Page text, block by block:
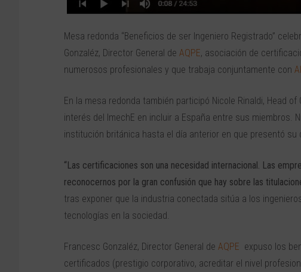
Mesa redonda “Beneficios de ser Ingeniero Registrado”
Gonzaléz, Director General de AQPE, asociación de
numerosos profesionales y que trabaja conjuntamente con
En la mesa redonda también participó Nicole Rinaldi, Head
interés del ImechE en incluir a España entre sus miembros.
institución británica hasta el día anterior en que presentó
“Las certificaciones son una necesidad internacional. Las
reconocernos por la gran confusión que hay sobre las
tras exponer que la industria conectada sitúa a los
tecnologías en la sociedad.
Francesc Gonzaléz, Director General de AQPE expuso los
certificados (prestigio corporativo, acreditar el nivel